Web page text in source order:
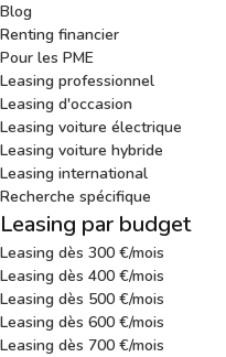
Blog
Renting financier
Pour les PME
Leasing professionnel
Leasing d'occasion
Leasing voiture électrique
Leasing voiture hybride
Leasing international
Recherche spécifique
Leasing par budget
Leasing dès 300 €/mois
Leasing dès 400 €/mois
Leasing dès 500 €/mois
Leasing dès 600 €/mois
Leasing dès 700 €/mois